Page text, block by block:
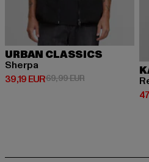
URBAN CLASSICS
Sherpa
39,19 EUR
Derzeitiger Preis: 39,19 EUR
69,99 EURAktionspreis: